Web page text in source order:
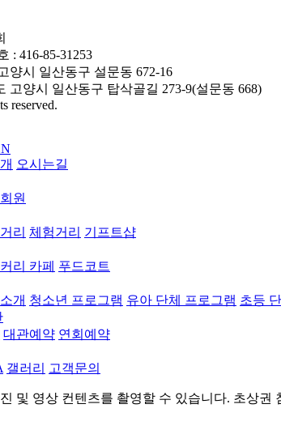
: 416-85-31253
양시 일산동구 설문동 672-16
고양시 일산동구 탑삭골길 273-9(설문동 668)
reserved.
오시는길
원
리 체험거리 기프트샵
리 카페 푸드코트
개 청소년 프로그램 유아 단체 프로그램 초등
대관예약 연회예약
갤러리 고객문의
및 영상 컨텐츠를 촬영할 수 있습니다. 초상